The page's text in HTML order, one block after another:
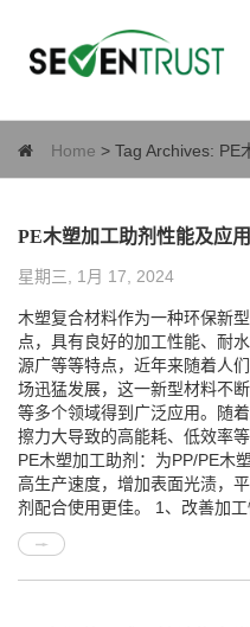
Home > Tag Archives: PE
PE木塑加工助剂性能及应
星期三, 1月 17, 2024
木塑复合材料作为一种环保新
点，具有良好的加工性能、耐
源广等等特点，近年来随着人
场迅猛发展，这一新型材料不
等多个领域得到广泛应用。随
擦力大导致的高能耗、低效率
PE木塑加工助剂：为PP/PE木
高生产速度，增加表面光渍，
剂配合使用更佳。 1、改善加工